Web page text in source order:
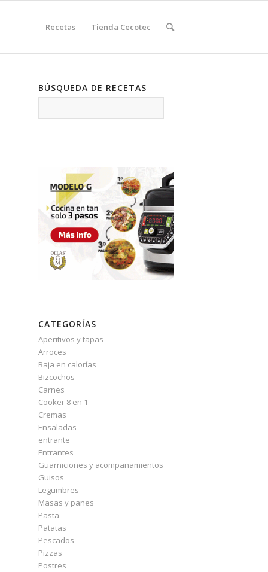
Recetas Tienda Cecotec
BÚSQUEDA DE RECETAS
CATEGORÍAS
Aperitivos y tapas
Arroces
Baja en calorías
Bizcochos
Carnes
Cooker 8 en 1
Cremas
Ensaladas
entrante
Entrantes
Guarniciones y acompañamientos
Guisos
Legumbres
Masas y panes
Pasta
Patatas
Pescados
Pizzas
Postres